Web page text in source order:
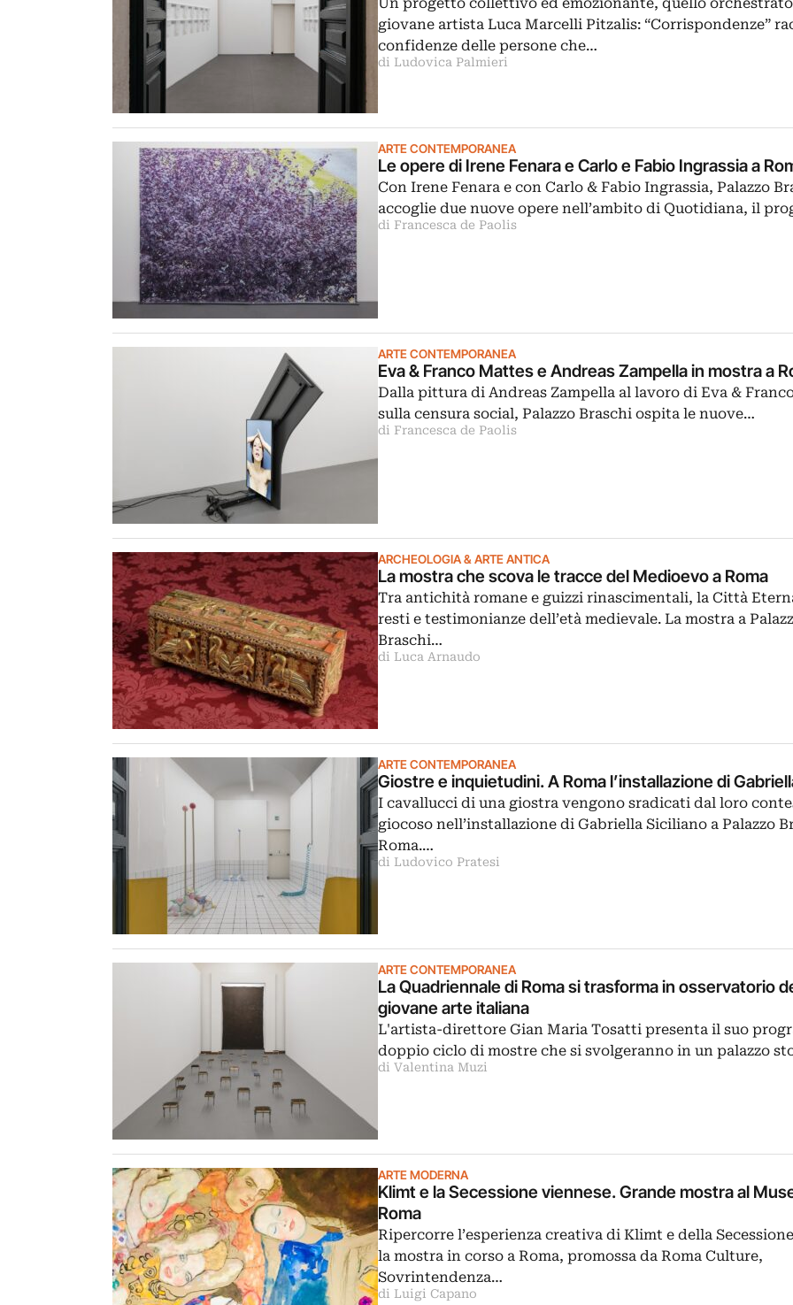
giovane artista Luca Marcelli Pitzalis: “Corrispondenze”
confidenze delle persone che…
di Ludovica Palmieri
ARTE CONTEMPORANEA
Le opere di Irene Fenara e Carlo e Fabio Ingrassia a
Con Irene Fenara e con Carlo & Fabio Ingrassia, Palazzo
accoglie due nuove opere nell’ambito di Quotidiana, il
di Francesca de Paolis
ARTE CONTEMPORANEA
Eva & Franco Mattes e Andreas Zampella in mostra a
Dalla pittura di Andreas Zampella al lavoro di Eva &
sulla censura social, Palazzo Braschi ospita le nuove…
di Francesca de Paolis
ARCHEOLOGIA & ARTE ANTICA
La mostra che scova le tracce del Medioevo a Roma
Tra antichità romane e guizzi rinascimentali, la Città
resti e testimonianze dell’età medievale. La mostra a
Braschi…
di Luca Arnaudo
ARTE CONTEMPORANEA
Giostre e inquietudini. A Roma l’installazione di
I cavallucci di una giostra vengono sradicati dal loro
giocoso nell’installazione di Gabriella Siciliano a Palazzo
Roma.…
di Ludovico Pratesi
ARTE CONTEMPORANEA
La Quadriennale di Roma si trasforma in osservatorio
giovane arte italiana
L'artista-direttore Gian Maria Tosatti presenta il suo
doppio ciclo di mostre che si svolgeranno in un palazzo
di Valentina Muzi
ARTE MODERNA
Klimt e la Secessione viennese. Grande mostra al
Roma
Ripercorre l’esperienza creativa di Klimt e della
la mostra in corso a Roma, promossa da Roma Culture,
Sovrintendenza…
di Luigi Capano